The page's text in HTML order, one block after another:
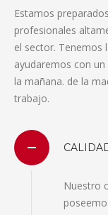
Estamos
profesionales
el sector. Tenemos
ayudaremos con
la mañana. de la
trabajo.
Nuestro